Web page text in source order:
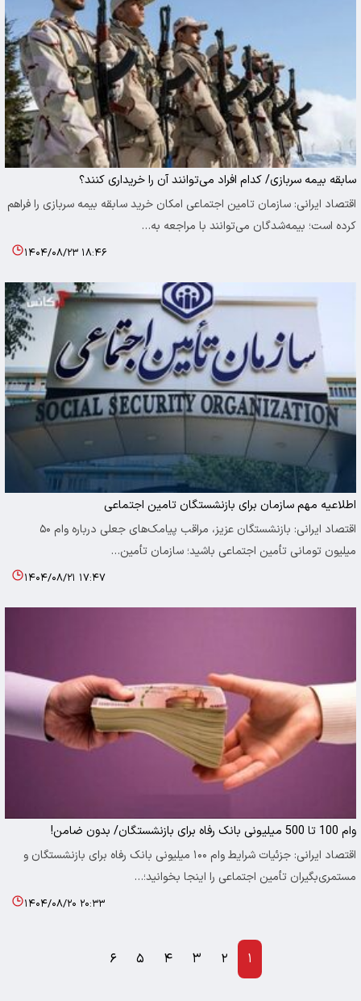
سابقه بیمه سربازی/ کدام افراد می‌توانند آن را خریداری کنند؟
اقتصاد ایرانی: سازمان تامین اجتماعی امکان خرید سابقه بیمه سربازی را فراهم
کرده است؛ بیمه‌شدگان می‌توانند با مراجعه به…
۱۴۰۴/۰۸/۲۳ ۱۸:۴۶
اطلاعیه مهم سازمان برای بازنشستگان تامین اجتماعی
اقتصاد ایرانی: بازنشستگان عزیز، مراقب پیامک‌های جعلی درباره وام ۵۰
میلیون تومانی تأمین اجتماعی باشید؛ سازمان تأمین…
۱۴۰۴/۰۸/۲۱ ۱۷:۴۷
وام 100 تا 500 میلیونی بانک رفاه برای بازنشستگان/ بدون ضامن!
اقتصاد ایرانی: جزئیات شرایط وام ۱۰۰ میلیونی بانک رفاه برای بازنشستگان و
مستمری‌بگیران تأمین اجتماعی را اینجا بخوانید؛…
۱۴۰۴/۰۸/۲۰ ۲۰:۳۳
۱ ۲ ۳ ۴ ۵ ۶